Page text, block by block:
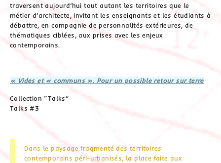
traversent aujourd’hui tout autant les territoires que le
métier d’architecte, invitant les enseignants et les étudiants à
débattre, en compagnie de personnalités extérieures, de
thématiques ciblées, aux prises avec les enjeux
contemporains.
« Vides et « communs ». Pour un possible retour sur terre
Collection “Talks”
Talks #3
Dans le paysage fragmenté des territoires
contemporains péri-urbanisés, la place faite aux